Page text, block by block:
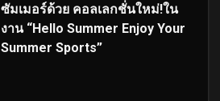
ซัมเมอร์ด้วย คอลเลกชั่นใหม่!ใน
งาน “Hello Summer Enjoy Your
Summer Sports”